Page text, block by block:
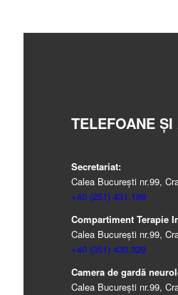
TELEFOANE ȘI
Secretariat:
Calea București nr.99,
+40 (251) 431.189
Compartiment Terapie
Calea București nr.99,
+40 (351) 430.329
Camera de gardă
Calea București nr.99,